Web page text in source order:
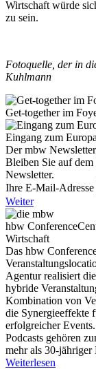
Wirtschaft würde
zu sein.
Fotoquelle, der in
Kuhlmann
Get-together im
Eingang zum
Der mbw Newsletter
Bleiben Sie auf
Newsletter.
Ihre E-Mail-Adresse
Weiter
hbw
Wirtschaft
Das hbw
Agentur realisiert
hybride
Kombination von
die Synergieeffekte
erfolgreicher
Podcasts gehören
mehr als 30-jähriger
Weiterlesen